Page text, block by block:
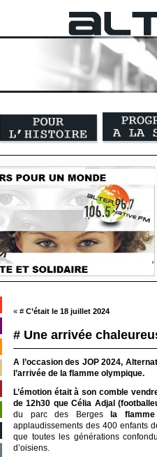
« # C’était le 18 juillet 2024
# Une arrivée
A l’occasion des JOP 2024,
l’arrivée de la flamme olympique.
L’émotion était à son comble
de 12h30 que Célia Adjal
du parc des Bergesla flamme
applaudissements des 400 enfants
que toutes les générations
d’oisiens.